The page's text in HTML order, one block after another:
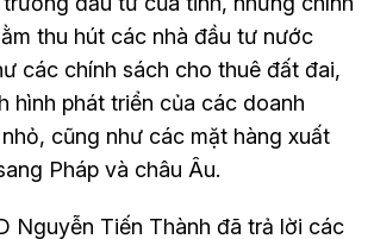
thu hút các nhà đầu tư nước
các chính sách cho thuê đất đai,
hình phát triển của các doanh
cũng như các mặt hàng xuất
Pháp và châu Âu.
Nguyễn Tiến Thành đã trả lời các